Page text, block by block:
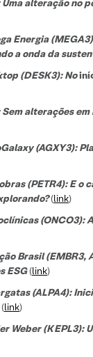
Uma alteração no
Energia
a onda da
(DESK3): No
Sem alterações
(AGXY3):
(PETR4): E o
(link)
(ONCO3):
Brasil (EMBR3,
ESG(link)
(ALPA4):
(link)
Weber (KEPL3):